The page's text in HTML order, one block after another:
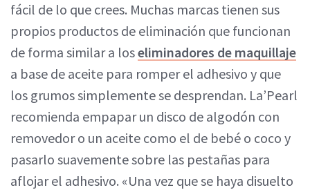
fácil de lo que crees. Muchas marcas tienen sus
propios productos de eliminación que funcionan
de forma similar a loseliminadores de maquillaje
a base de aceite para romper el adhesivo y que
los grumos simplemente se desprendan. La’Pearl
recomienda empapar un disco de algodón con
removedor o un aceite como el de bebé o coco y
pasarlo suavemente sobre las pestañas para
aflojar el adhesivo. «Una vez que se haya disuelto